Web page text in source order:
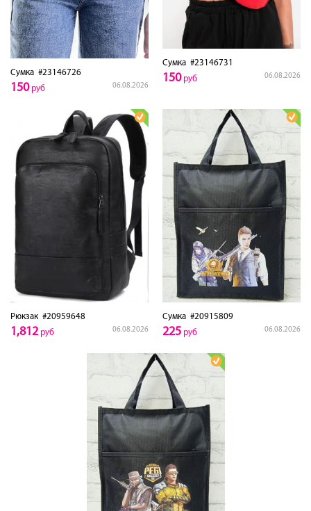
Сумка #23146726
06.08.2026
150руб
Сумка #23146731
06.08.2026
150руб
Рюкзак #20959648
06.08.2026
1,812руб
Сумка #20915809
06.08.2026
225 руб